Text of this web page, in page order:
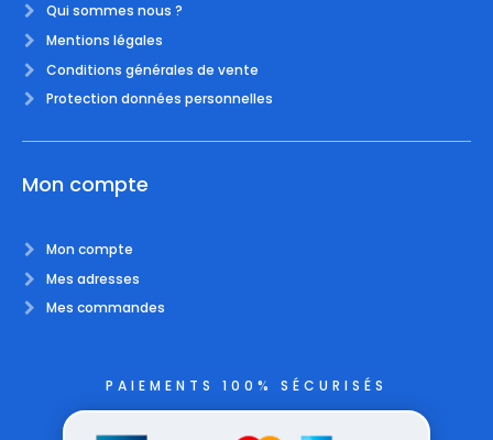
Qui sommes nous ?
Mentions légales
Conditions générales de vente
Protection données personnelles
Mon compte
Mon compte
Mes adresses
Mes commandes
PAIEMENTS 100% SÉCURISÉS